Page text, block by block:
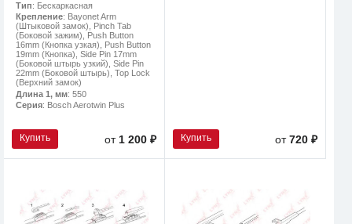
Тип: Бескаркасная
Крепление: Bayonet Arm
(Штыковой замок), Pinch Tab
(Боковой зажим), Push Button
16mm (Кнопка узкая), Push Button
19mm (Кнопка), Side Pin 17mm
(Боковой штырь узкий), Side Pin
22mm (Боковой штырь), Top Lock
(Верхний замок)
Длина 1, мм: 550
Серия: Bosch Aerotwin Plus
Купить от1 200 ₽ Купить от720 ₽